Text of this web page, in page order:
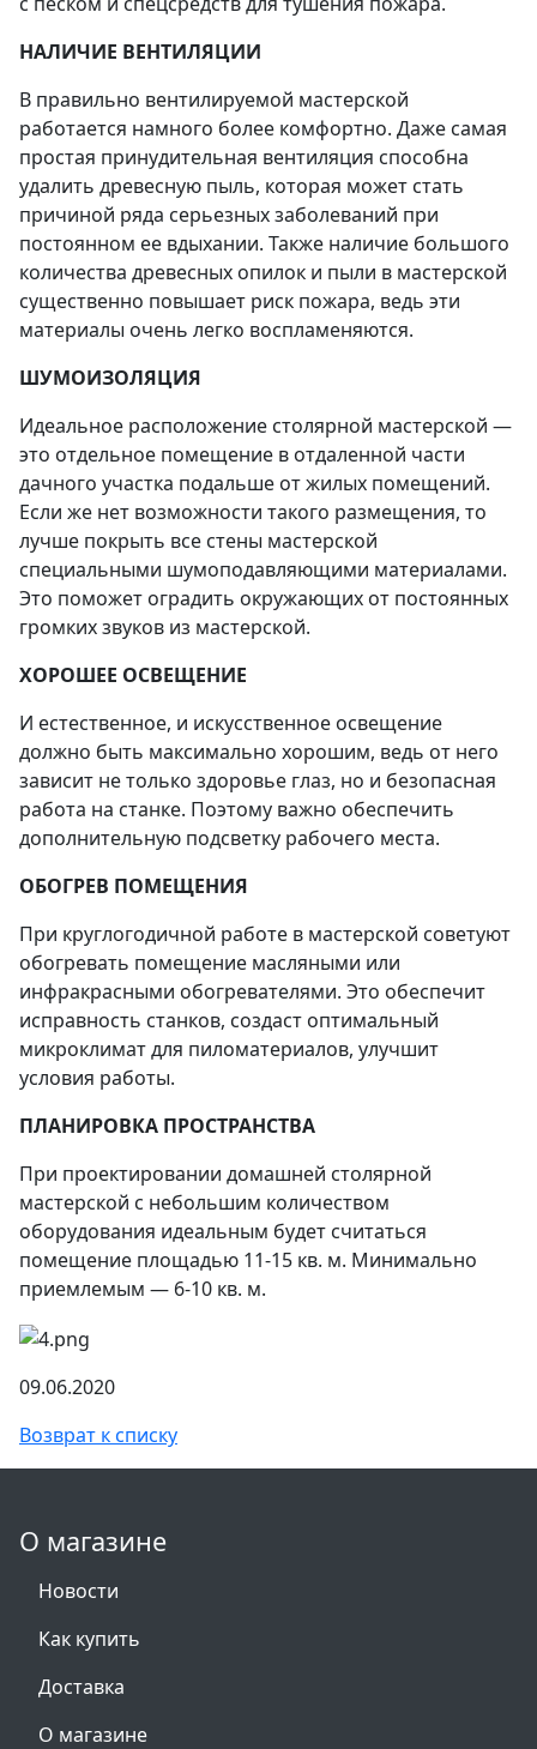
НАЛИЧИЕ ВЕНТИЛЯЦИИ
В правильно вентилируемой мастерской
работается намного более комфортно. Даже самая
простая принудительная вентиляция способна
удалить древесную пыль, которая может стать
причиной ряда серьезных заболеваний при
постоянном ее вдыхании. Также наличие большого
количества древесных опилок и пыли в мастерской
существенно повышает риск пожара, ведь эти
материалы очень легко воспламеняются.
ШУМОИЗОЛЯЦИЯ
Идеальное расположение столярной мастерской —
это отдельное помещение в отдаленной части
дачного участка подальше от жилых помещений.
Если же нет возможности такого размещения, то
лучше покрыть все стены мастерской
специальными шумоподавляющими материалами.
Это поможет оградить окружающих от постоянных
громких звуков из мастерской.
ХОРОШЕЕ ОСВЕЩЕНИЕ
И естественное, и искусственное освещение
должно быть максимально хорошим, ведь от него
зависит не только здоровье глаз, но и безопасная
работа на станке. Поэтому важно обеспечить
дополнительную подсветку рабочего места.
ОБОГРЕВ ПОМЕЩЕНИЯ
При круглогодичной работе в мастерской советуют
обогревать помещение масляными или
инфракрасными обогревателями. Это обеспечит
исправность станков, создаст оптимальный
микроклимат для пиломатериалов, улучшит
условия работы.
ПЛАНИРОВКА ПРОСТРАНСТВА
При проектировании домашней столярной
мастерской с небольшим количеством
оборудования идеальным будет считаться
помещение площадью 11-15 кв. м. Минимально
приемлемым — 6-10 кв. м.
09.06.2020
Возврат к списку
О магазине
Новости
Как купить
Доставка
О магазине